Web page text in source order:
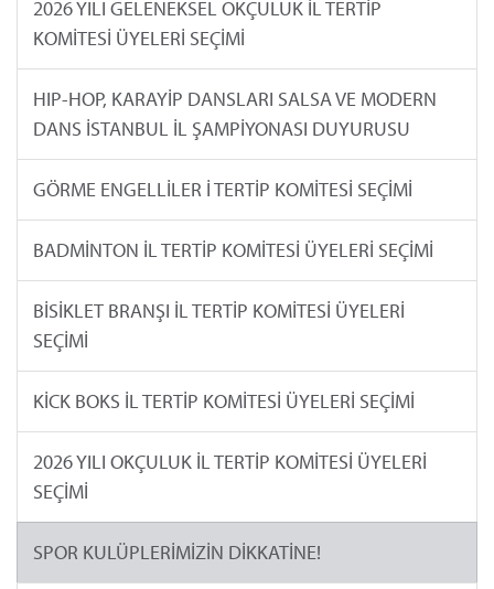
2026 YILI GELENEKSEL OKÇULUK İL TERTİP
KOMİTESİ ÜYELERİ SEÇİMİ
HIP-HOP, KARAYİP DANSLARI SALSA VE MODERN
DANS İSTANBUL İL ŞAMPİYONASI DUYURUSU
GÖRME ENGELLİLER İ TERTİP KOMİTESİ SEÇİMİ
BADMİNTON İL TERTİP KOMİTESİ ÜYELERİ SEÇİMİ
BİSİKLET BRANŞI İL TERTİP KOMİTESİ ÜYELERİ
SEÇİMİ
KİCK BOKS İL TERTİP KOMİTESİ ÜYELERİ SEÇİMİ
2026 YILI OKÇULUK İL TERTİP KOMİTESİ ÜYELERİ
SEÇİMİ
SPOR KULÜPLERİMİZİN DİKKATİNE!